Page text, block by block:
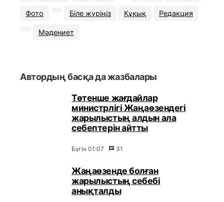
Фото Біле жүріңіз Құқық Редакция
Мәдениет
Автордың басқа да жазбалары
Төтенше жағдайлар
министрлігі Жаңаөзендегі
жарылыстың алдын ала
себептерін айтты
Бүгін 01:07 31
Жаңаөзенде болған
жарылыстың себебі
анықталды